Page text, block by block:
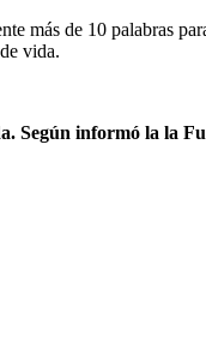
más de 10 palabras
vida.
Según informó la la